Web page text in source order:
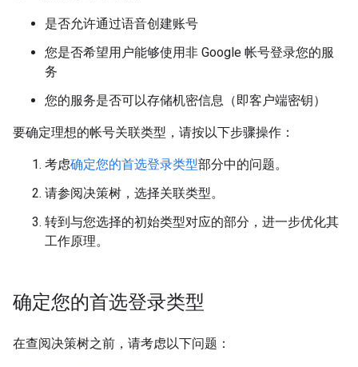
是否允许通过语音创建账号
您是否希望用户能够使用非 Google 帐号登录您的服
务
您的服务是否可以存储机密信息（即客户端密钥）
要确定理想的帐号关联类型，请按以下步骤操作：
考虑确定您的首选登录类型部分中的问题。
请参阅决策树，选择关联类型。
转到与您选择的初始类型对应的部分，进一步优化其
工作原理。
确定您的首选登录类型
在查阅决策树之前，请考虑以下问题：